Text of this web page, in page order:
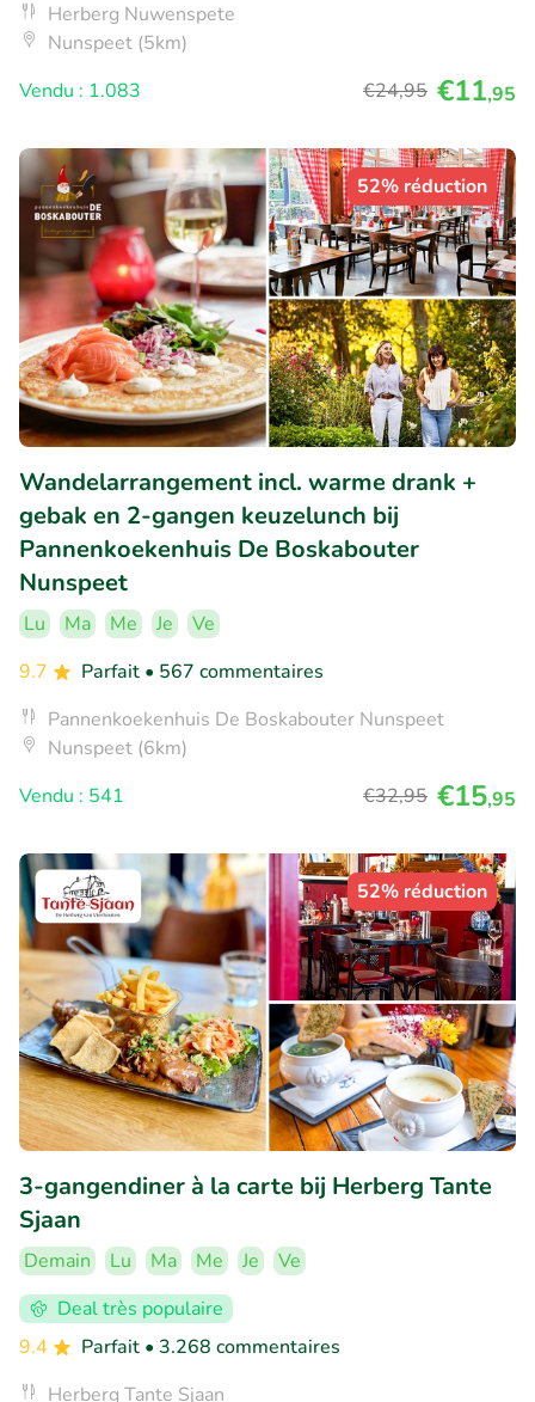
Herberg Nuwenspete
Nunspeet (5km)
Vendu : 1.083
€24,95 €11,95
52% réduction
Wandelarrangement incl. warme drank +
gebak en 2-gangen keuzelunch bij
Pannenkoekenhuis De Boskabouter
Nunspeet
Lu Ma Me Je
Ve
9.7
Parfait • 567 commentaires
Pannenkoekenhuis De Boskabouter Nunspeet
Nunspeet (6km)
Vendu : 541
€32,95 €15,95
52% réduction
3-gangendiner à la carte bij Herberg Tante
Sjaan
Demain Lu Ma Me Je
Ve
Deal très populaire
9.4
Parfait • 3.268 commentaires
Herberg Tante Sjaan